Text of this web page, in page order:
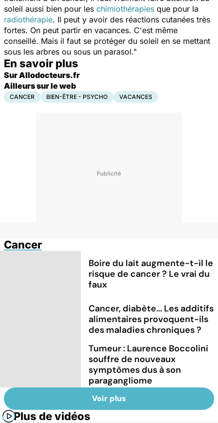
soleil aussi bien pour les chimiothérapies que pour la
radiothérapie. Il peut y avoir des réactions cutanées très
fortes. On peut partir en vacances. C'est même
conseillé. Mais il faut se protéger du soleil en se mettant
sous les arbres ou sous un parasol."
En savoir plus
Sur Allodocteurs.fr
Ailleurs sur le web
CANCER BIEN-ÊTRE - PSYCHO VACANCES
Cancer
Boire du lait augmente-t-il le
risque de cancer ? Le vrai du
faux
Cancer, diabète... Les additifs
alimentaires provoquent-ils
des maladies chroniques ?
Tumeur : Laurence Boccolini
souffre de nouveaux
symptômes dus à son
paragangliome
Voir plus
Plus de vidéos